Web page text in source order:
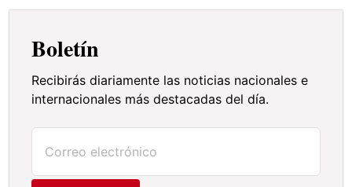
Boletín
Recibirás diariamente las noticias nacionales e
internacionales más destacadas del día.